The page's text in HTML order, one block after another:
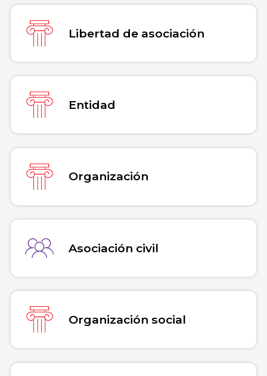
lucrativas-y-no-lucrativas/
Libertad de asociación
Entidad
Organización
Asociación civil
Organización social